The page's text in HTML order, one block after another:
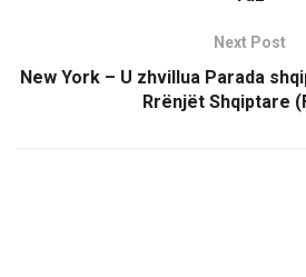
Next Post
New York – U zhvillua Parada
Rrënjët Shqiptare